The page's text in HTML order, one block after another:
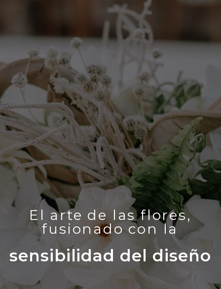
sensibilidad del diseño
El arte de las flores,
fusionado con la